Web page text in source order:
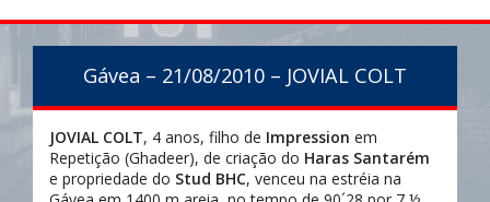
Gávea – 21/08/2010 – JOVIAL COLT
JOVIAL COLT, 4 anos, filho de Impression em
Repetição (Ghadeer), de criação do Haras Santarém
e propriedade do Stud BHC, venceu na estréia na